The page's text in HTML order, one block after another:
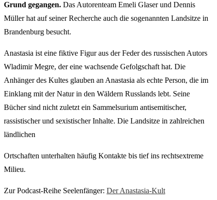
Grund gegangen. Das Autorenteam Emeli Glaser und Dennis
Müller hat auf seiner Recherche auch die sogenannten Landsitze in
Brandenburg besucht.
Anastasia ist eine fiktive Figur aus der Feder des russischen Autors
Wladimir Megre, der eine wachsende Gefolgschaft hat. Die
Anhänger des Kultes glauben an Anastasia als echte Person, die im
Einklang mit der Natur in den Wäldern Russlands lebt. Seine
Bücher sind nicht zuletzt ein Sammelsurium antisemitischer,
rassistischer und sexistischer Inhalte. Die Landsitze in zahlreichen
ländlichen
Ortschaften unterhalten häufig Kontakte bis tief ins rechtsextreme
Milieu.
Zur Podcast-Reihe Seelenfänger: Der Anastasia-Kult